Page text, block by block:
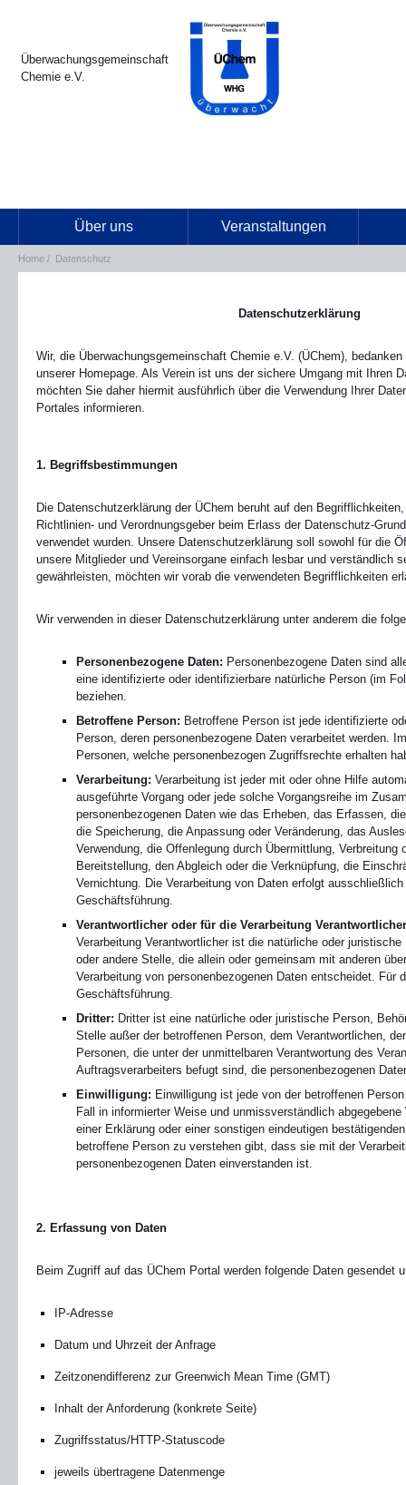
Überwachungsgemeinschaft
Chemie e.V.
Über uns Veranstaltungen
Home Datenschutz
Datenschutzerklärung
Wir, die Überwachungsgemeinschaft Chemie e.V. (ÜChem),
unserer Homepage. Als Verein ist uns der sichere Umgang mit Ihren
möchten Sie daher hiermit ausführlich über die Verwendung Ihrer
Portales informieren.
1. Begriffsbestimmungen
Die Datenschutzerklärung der ÜChem beruht auf den
Richtlinien- und Verordnungsgeber beim Erlass der Datenschutz-
verwendet wurden. Unsere Datenschutzerklärung soll sowohl für die
unsere Mitglieder und Vereinsorgane einfach lesbar und verständlich
gewährleisten, möchten wir vorab die verwendeten Begrifflichkeiten
Wir verwenden in dieser Datenschutzerklärung unter anderem die
Personenbezogene Daten: Personenbezogene Daten sind
eine identifizierte oder identifizierbare natürliche Person (im
beziehen.
Betroffene Person: Betroffene Person ist jede identifizierte
Person, deren personenbezogene Daten verarbeitet werden.
Personen, welche personenbezogen Zugriffsrechte erhalten
Verarbeitung: Verarbeitung ist jeder mit oder ohne Hilfe
ausgeführte Vorgang oder jede solche Vorgangsreihe im
personenbezogenen Daten wie das Erheben, das Erfassen,
die Speicherung, die Anpassung oder Veränderung, das
Verwendung, die Offenlegung durch Übermittlung, Verbreitung
Bereitstellung, den Abgleich oder die Verknüpfung, die
Vernichtung. Die Verarbeitung von Daten erfolgt
Geschäftsführung.
Verantwortlicher oder für die Verarbeitung
Verarbeitung Verantwortlicher ist die natürliche oder
oder andere Stelle, die allein oder gemeinsam mit anderen
Verarbeitung von personenbezogenen Daten entscheidet. Für
Geschäftsführung.
Dritter: Dritter ist eine natürliche oder juristische Person,
Stelle außer der betroffenen Person, dem Verantwortlichen,
Personen, die unter der unmittelbaren Verantwortung des
Auftragsverarbeiters befugt sind, die personenbezogenen
Einwilligung: Einwilligung ist jede von der betroffenen
Fall in informierter Weise und unmissverständlich
einer Erklärung oder einer sonstigen eindeutigen
betroffene Person zu verstehen gibt, dass sie mit der
personenbezogenen Daten einverstanden ist.
2. Erfassung von Daten
Beim Zugriff auf das ÜChem Portal werden folgende Daten gesendet
IP-Adresse
Datum und Uhrzeit der Anfrage
Zeitzonendifferenz zur Greenwich Mean Time (GMT)
Inhalt der Anforderung (konkrete Seite)
Zugriffsstatus/HTTP-Statuscode
jeweils übertragene Datenmenge